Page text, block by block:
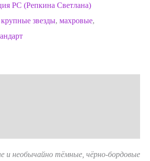
РС (Репкина Светлана)
крупные звезды, махровые,
и необычайно тёмные, чёрно-бордовые